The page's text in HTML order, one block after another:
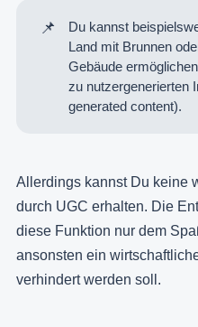
📌
Du kannst
Land mit Brunnen
Gebäude
zu nutzergenerierten
generated content).
Allerdings kannst Du keine
durch UGC erhalten. Die
diese Funktion nur dem
ansonsten ein
verhindert werden soll.